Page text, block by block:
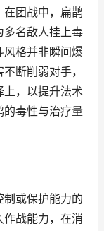
团战中，扁鹊
多名敌人挂上毒
风格并非瞬间爆
断削弱对手，
上，以提升法术
毒性与治疗量
或保护能力的
战能力，在消